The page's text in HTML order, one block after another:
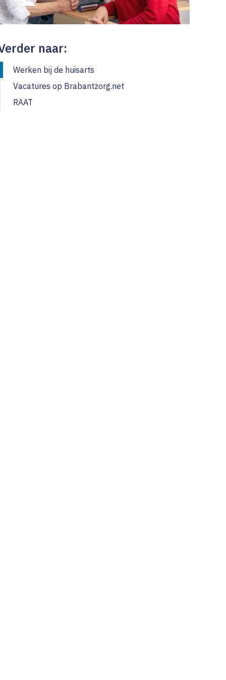
van Zwietering
van ’t Hoog
van Geene
Sportel
naar:
Werken bij de huisarts
Vacatures op Brabantzorg.net
RAAT